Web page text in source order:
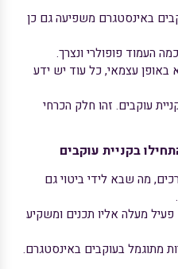
באינסטגרם משפיעה גם כן
העמוד פופולרי ונצרך.
באופן עצמאי, כל עוד יש ידע
עוקבים. זהו חלק הכרחי
בקניית עוקבים
מה שבא לידי ביטוי גם
מעלה אליו תכנים ומשקיע
מתוגמל בעוקבים באינסטגרם.